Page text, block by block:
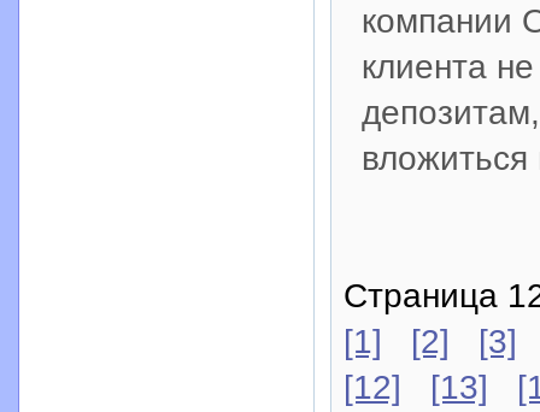
компании
клиента
Страница
[1]
[2]
[3]
[12]
[13]